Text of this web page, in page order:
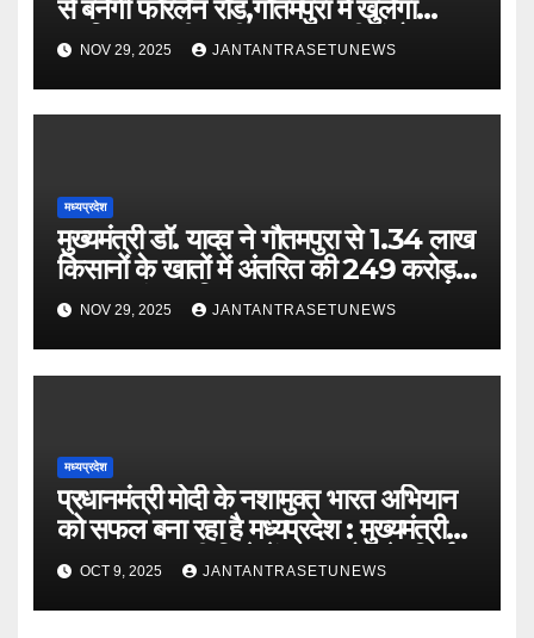
से बनेगी फोरलेन रोड,गौतमपुरा में खुलेगा
महाविद्यालय, पीएचसी अब सीएचसी में होगा
अपग्रेड
NOV 29, 2025 JANTANTRASETUNEWS
मध्यप्रदेश
मुख्यमंत्री डॉ. यादव ने गौतमपुरा से 1.34 लाख
किसानों के खातों में अंतरित की 249 करोड़
रूपए भावांतर राशि
NOV 29, 2025 JANTANTRASETUNEWS
मध्यप्रदेश
प्रधानमंत्री मोदी के नशामुक्त भारत अभियान
को सफल बना रहा है मध्यप्रदेश : मुख्यमंत्री
डॉ. यादवबड़वानी जिले में 60 करोड़ के निर्माण
कार्यों का वर्चुअली किया लोकार्पण और
शिलान्यास
OCT 9, 2025 JANTANTRASETUNEWS